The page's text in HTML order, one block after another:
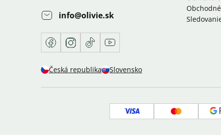
info@olivie.sk
FacebookInstagram
TikTokYoutube
Česká republika Slovensko
Visa